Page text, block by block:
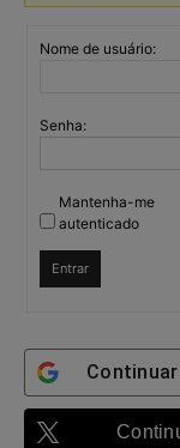
Nome de usuário:
Senha:
Mantenha-me
autenticado
Entrar